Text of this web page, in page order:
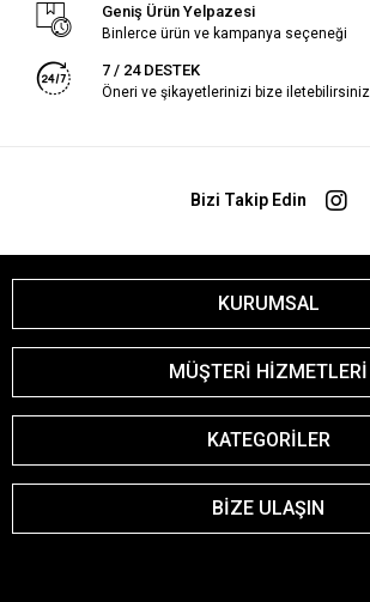
Geniş Ürün Yelpazesi
Binlerce ürün ve kampanya seçeneği
7 / 24 DESTEK
Öneri ve şikayetlerinizi bize iletebilirsiniz.
Bizi Takip Edin
KURUMSAL
MÜŞTERİ HİZMETLERİ
KATEGORİLER
BİZE ULAŞIN